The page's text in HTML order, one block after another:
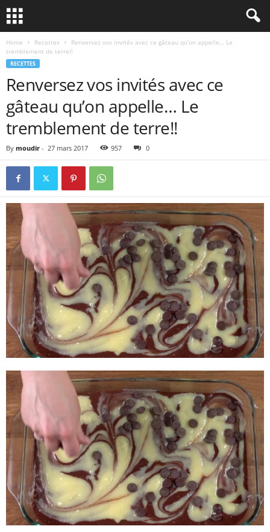
Home Recettes
Renversez vos invités avec ce gâteau qu’on appelle… Le
tremblement de terre!!
RECETTES
Renversez vos invités avec ce
gâteau qu’on appelle… Le
tremblement de terre!!
By moudir - 27 mars 2017 957 0